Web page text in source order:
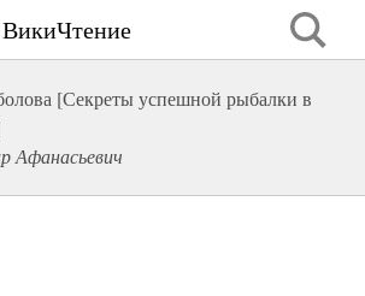
ВикиЧтение
[Секреты успешной рыбалки в
Афанасьевич